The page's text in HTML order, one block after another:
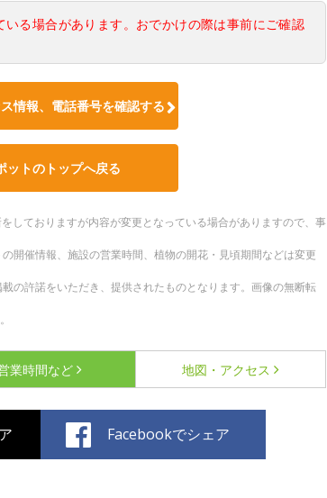
る場合があります。おでかけの際は事前にご確認
情報、電話番号を確認する
ットのトップへ戻る
しておりますが内容が変更となっている場合がありますので、事
開催情報、施設の営業時間、植物の開花・見頃期間などは変更
の許諾をいただき、提供されたものとなります。画像の無断転
業時間など 地図・アクセス
Facebookでシェア